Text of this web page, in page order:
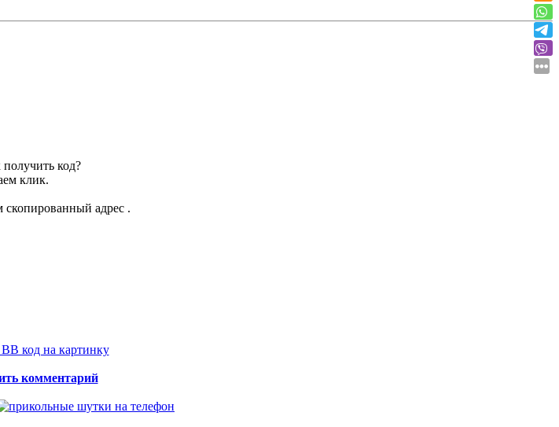
код?
клик.
скопированный адрес .
код на картинку
комментарий